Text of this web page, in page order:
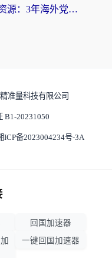
北美回国无缝访问国内资源：3年海外党亲测的加速器选择指南
准量科技有限公司
B1-20231050
ICP备2023004234号-3A
回国加速器
一键回国加速器